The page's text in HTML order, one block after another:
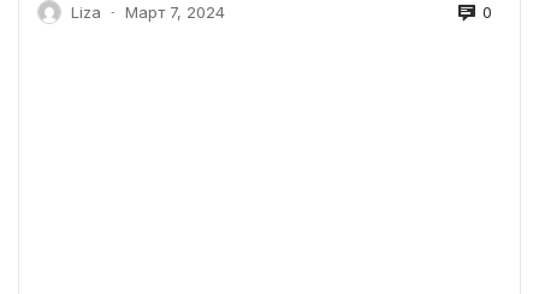
Liza - Март 7, 2024 0